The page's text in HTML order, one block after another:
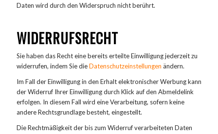
Daten wird durch den Widerspruch nicht berührt.
WIDERRUFSRECHT
Sie haben das Recht eine bereits erteilte Einwilligung jederzeit zu
widerrufen, indem Sie dieDatenschutzeinstellungen ändern.
Im Fall der Einwilligung in den Erhalt elektronischer Werbung kann
der Widerruf Ihrer Einwilligung durch Klick auf den Abmeldelink
erfolgen. In diesem Fall wird eine Verarbeitung, sofern keine
andere Rechtsgrundlage besteht, eingestellt.
Die Rechtmäßigkeit der bis zum Widerruf verarbeiteten Daten